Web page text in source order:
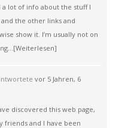
lot of info about the stuff I
the other links and
show it. I’m usually not on
[Weiterlesen]
vor 5 Jahren, 6
discovered this web page,
friends and I have been